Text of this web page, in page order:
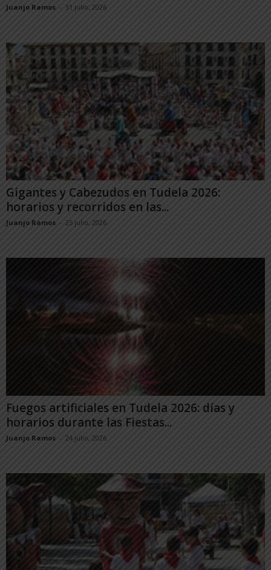
Juanjo Ramos - 31 julio, 2026
Gigantes y Cabezudos en Tudela 2026:
horarios y recorridos en las...
Juanjo Ramos - 25 julio, 2026
Fuegos artificiales en Tudela 2026: días y
horarios durante las Fiestas...
Juanjo Ramos - 24 julio, 2026